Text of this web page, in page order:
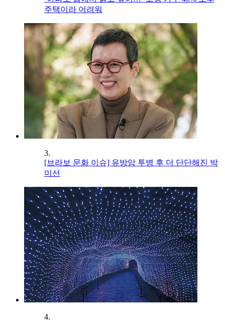
주택이라 어려워
3.
[브라보 문화 이슈] 유방암 투병 후 더 단단해진 박
미선
4.